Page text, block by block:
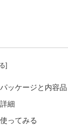
ッケージと内容品
細
ってみる